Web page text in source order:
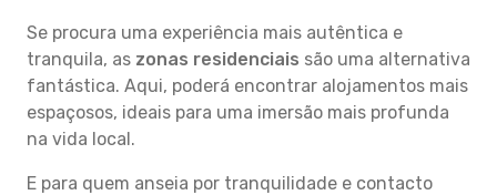
Se procura uma experiência mais autêntica e
tranquila, as zonas residenciais são uma alternativa
fantástica. Aqui, poderá encontrar alojamentos mais
espaçosos, ideais para uma imersão mais profunda
na vida local.
E para quem anseia por tranquilidade e contacto